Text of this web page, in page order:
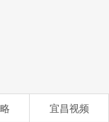
宜昌视频